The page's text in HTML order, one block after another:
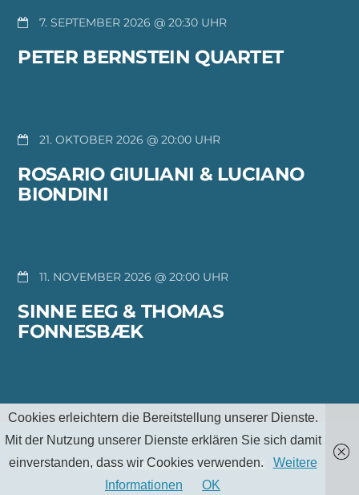
7. SEPTEMBER 2026 @ 20:30
PETER BERNSTEIN QUARTET
21. OKTOBER 2026 @ 20:00
ROSARIO GIULIANI & LUCIANO
BIONDINI
11. NOVEMBER 2026 @ 20:00
SINNE EEG & THOMAS
FONNESBÆK
TheMu e.V |Kontakt|Impressum & Datenschutz
Cookies erleichtern die Bereitstellung unserer Dienste.
Mit der Nutzung unserer Dienste erklären Sie sich damit
einverstanden, dass wir Cookies verwenden.
Weitere
Informationen
OK